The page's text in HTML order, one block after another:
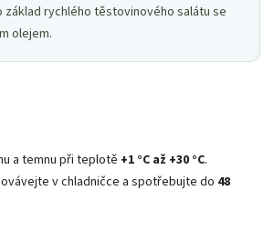
základ rychlého těstovinového salátu se
olejem.
a temnu při teplotě +1 °C až +30 °C.
v chladničce a spotřebujte do 48